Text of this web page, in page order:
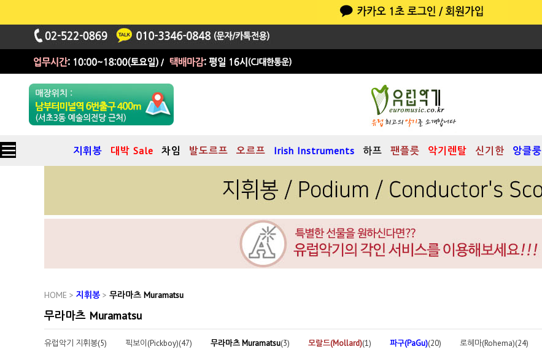
지휘봉 대박 Sale 차임 발도르프 오르프 Irish Instruments 하프 팬플릇 악기렌탈 신기한 앙클룽
HOME > 지휘봉 > 무라마츠 Muramatsu
무라마츠 Muramatsu
유럽악기 지휘봉(5) 픽보이(Pickboy)(47) 무라마츠 Muramatsu(3) 모랄드(Mollard)(1) 파구(PaGu)(20) 로헤마(Rohema)(24)